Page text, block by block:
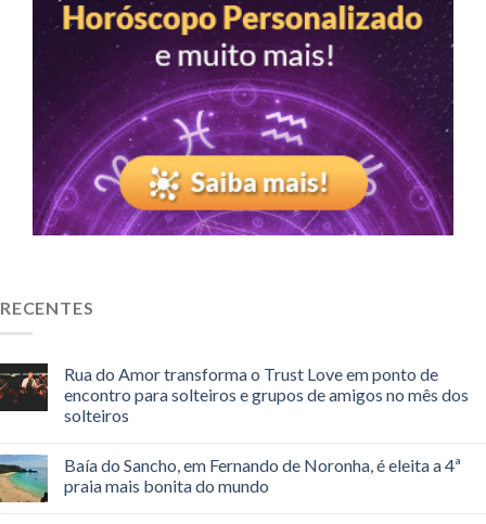
RECENTES
Rua do Amor transforma o Trust Love em ponto de
encontro para solteiros e grupos de amigos no mês dos
solteiros
Baía do Sancho, em Fernando de Noronha, é eleita a 4ª
praia mais bonita do mundo